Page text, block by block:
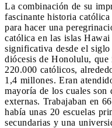
La combinación de su
fascinante historia
para hacer una
católica en las islas
significativa desde el
diócesis de Honolulu, que
220.000 católicos,
1,4 millones. Eran
mayoría de los cuales son
externas. Trabajaban en
había unas 20 escuelas
secundarias y una